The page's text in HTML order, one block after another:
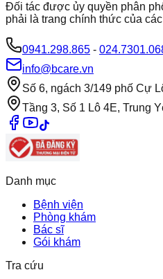
Đối tác được ủy quyền phân
phải là trang chính thức của
0941.298.865 -
info@bcare.vn
Số 6, ngách 3/149 phố Cự
Tầng 3, Số 1 Lô 4E, Trung
Danh mục
Bệnh viện
Phòng khám
Bác sĩ
Gói khám
Tra cứu